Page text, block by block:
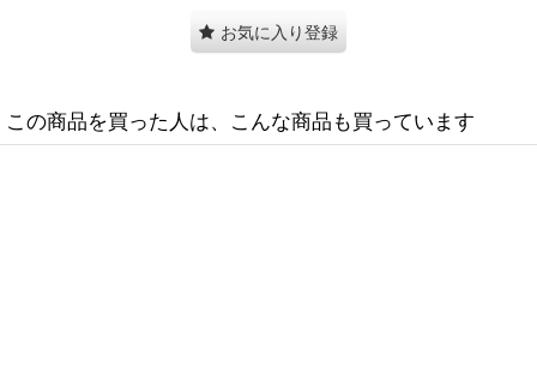
お気に入り登録
この商品を買った人は、こんな商品も買っています